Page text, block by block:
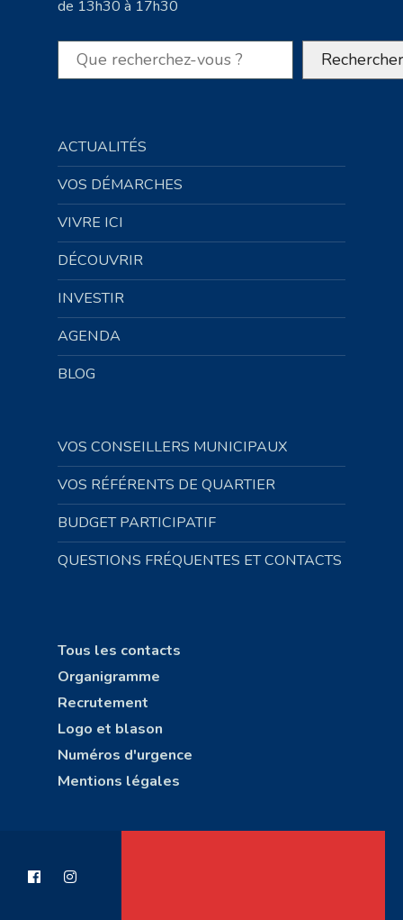
de 13h30 à 17h30
Rechercher Rechercher
ACTUALITÉS
VOS DÉMARCHES
VIVRE ICI
DÉCOUVRIR
INVESTIR
AGENDA
BLOG
VOS CONSEILLERS MUNICIPAUX
VOS RÉFÉRENTS DE QUARTIER
BUDGET PARTICIPATIF
QUESTIONS FRÉQUENTES ET CONTACTS
Tous les contacts
Organigramme
Recrutement
Logo et blason
Numéros d'urgence
Mentions légales